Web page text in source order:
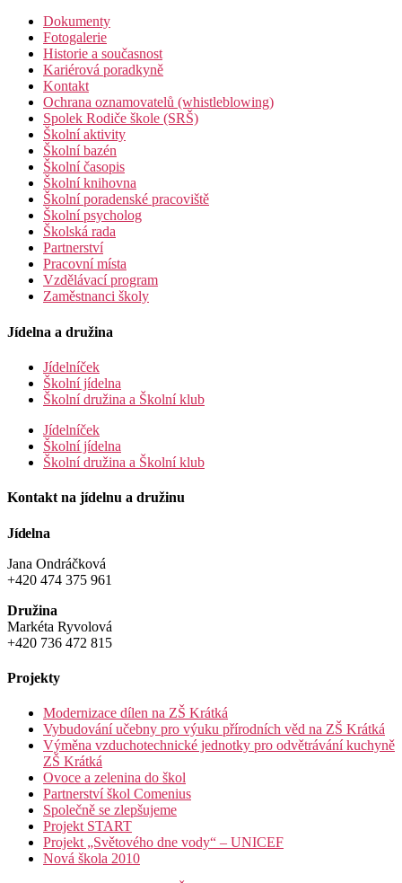
Dokumenty
Fotogalerie
Historie a současnost
Kariérová poradkyně
Kontakt
Ochrana oznamovatelů (whistleblowing)
Spolek Rodiče škole (SRŠ)
Školní aktivity
Školní bazén
Školní časopis
Školní knihovna
Školní poradenské pracoviště
Školní psycholog
Školská rada
Partnerství
Pracovní místa
Vzdělávací program
Zaměstnanci školy
Jídelna a družina
Jídelníček
Školní jídelna
Školní družina a Školní klub
Jídelníček
Školní jídelna
Školní družina a Školní klub
Kontakt na jídelnu a družinu
Jídelna
Jana Ondráčková
+420 474 375 961
Družina
Markéta Ryvolová
+420 736 472 815
Projekty
Modernizace dílen na ZŠ Krátká
Vybudování učebny pro výuku přírodních věd na ZŠ Krátká
Výměna vzduchotechnické jednotky pro odvětrávání kuchyně
ZŠ Krátká
Ovoce a zelenina do škol
Partnerství škol Comenius
Společně se zlepšujeme
Projekt START
Projekt „Světového dne vody“ – UNICEF
Nová škola 2010